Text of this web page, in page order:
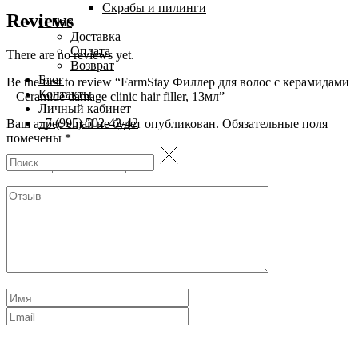
Скрабы и пилинги
О Нас
Доставка
Оплата
Возврат
Блог
Контакты
Личный кабинет
+7 (995) 502-42-42
Reviews
There are no reviews yet.
Be the first to review “FarmStay Филлер для волос с керамидами
– Ceramide damage clinic hair filler, 13мл”
Ваш адрес email не будет опубликован. Обязательные поля
помечены *
Рейтинг